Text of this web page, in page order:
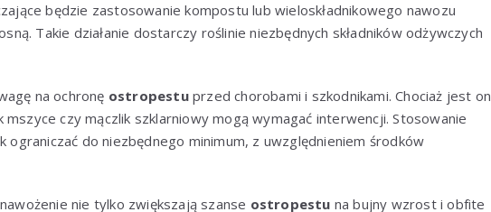
będzie zastosowanie kompostu lub wieloskładnikowego nawozu
Takie działanie dostarczy roślinie niezbędnych składników odżywczych
na ochronę ostropestuprzed chorobami i szkodnikami. Chociaż jest on
czy mączlik szklarniowy mogą wymagać interwencji. Stosowanie
ograniczać do niezbędnego minimum, z uwzględnieniem środków
nie tylko zwiększają szanse ostropestu na bujny wzrost i obfite